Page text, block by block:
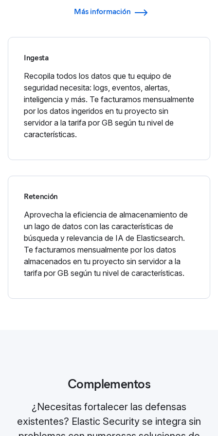
Más información
Ingesta
Recopila todos los datos que tu equipo de
seguridad necesita: logs, eventos, alertas,
inteligencia y más. Te facturamos mensualmente
por los datos ingeridos en tu proyecto sin
servidor a la tarifa por GB según tu nivel de
características.
Retención
Aprovecha la eficiencia de almacenamiento de
un lago de datos con las características de
búsqueda y relevancia de IA de Elasticsearch.
Te facturamos mensualmente por los datos
almacenados en tu proyecto sin servidor a la
tarifa por GB según tu nivel de características.
Complementos
¿Necesitas fortalecer las defensas
existentes? Elastic Security se integra sin